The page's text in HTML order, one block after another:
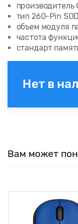
производитель
тип 260-Pin
объем модуля
частота
стандарт
Нет в
Вам может